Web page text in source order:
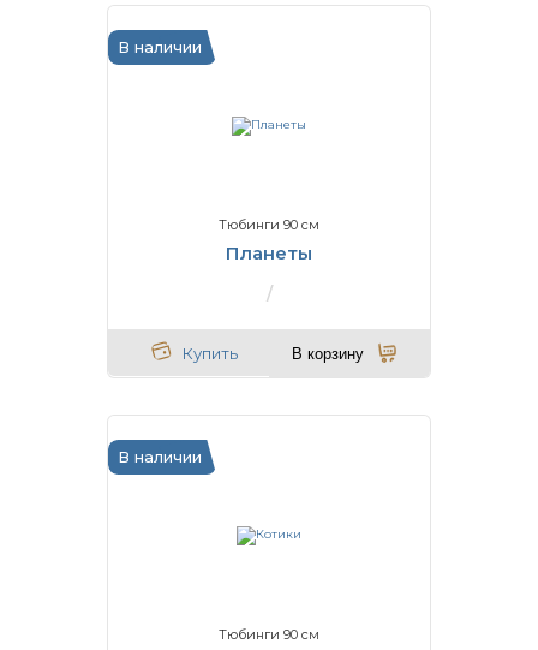
В наличии
Тюбинги 90 см
Планеты
Купить В корзину
В наличии
Тюбинги 90 см